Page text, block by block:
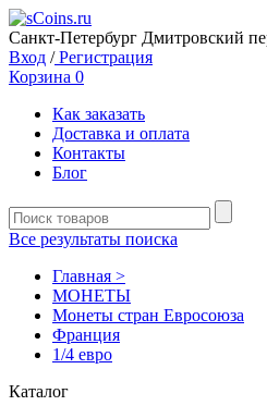
Санкт-Петербург Дмитровский
Вход /Регистрация
Корзина 0
Как заказать
Доставка и оплата
Контакты
Блог
Все результаты поиска
Главная >
MОНЕТЫ
Монеты стран Евросоюза
Франция
1/4 евро
Каталог